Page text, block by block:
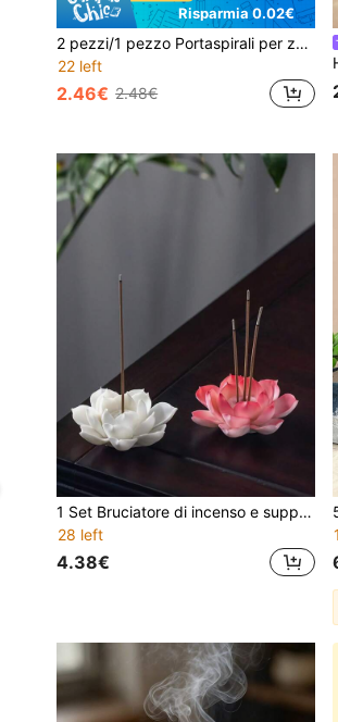
Risparmia 0.02€
2 pezzi/1 pezzo Portaspirali per zanzare, Portaincenso in legno di sandalo, Materiale metallico adatto per appendere o posizionare legno di sandalo, spirali per zanzare, adatto per decorare soggiorno/camera da letto e campeggio all'aperto, essenziale estivo, forniture per la casa, decorazione per esterni, decorazione per la casa, essenziali per la casa, regalo per donne, regalo per uomini, regalo per la mamma, regalo per il papà, regalo per il nonno, regalo per la nonna, decorazione per la cucina, essenziali per il dormitorio, ripostiglio, decorazione natalizia, essenziali per i viaggi, forniture per addio al celibato, accessori per la scrivania dell'ufficio, decorazione per la casa
22 left
2.46€ 2.48€
1 Set Bruciatore di incenso e supporto per incenso in ceramica smaltata a forma di fiore di loto, realizzato a mano, con diverse opzioni di colore, base antiscivolo, adatto per incenso, sala da tè, casa, tempo libero, artigianato, decorazione per la casa, meditazione, yoga, vita quotidiana
28 left
4.38€